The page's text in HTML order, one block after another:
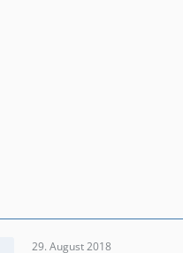
29. August 2018